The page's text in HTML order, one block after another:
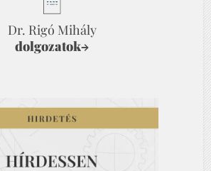
Dr. Rigó Mihály
dolgozatok→